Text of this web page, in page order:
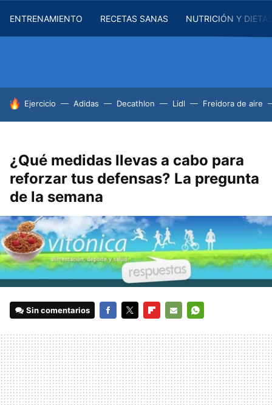
ENTRENAMIENTO RECETAS SANAS NUTRICIÓN Y
HOY SE HABLA DE
Ejercicio Adidas Decathlon Lidl Freidora de aire
¿Qué medidas llevas a cabo para
reforzar tus defensas? La pregunta
de la semana
Sin comentarios
MAIL